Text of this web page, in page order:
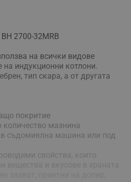
2700-32MRB
на всички видове
на индукционни котлони.
тип скара, а от другата
покритие
мазнина
в съдомиялна машина или под
свойства, които